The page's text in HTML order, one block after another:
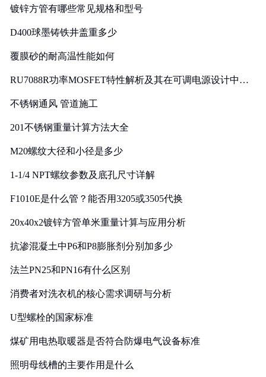
镀锌方管有哪些常见规格和型号
D400球墨铸铁井盖重多少
覆膜砂的耐高温性能如何
RU7088R功率MOSFET特性解析及其在可调电源设计中的
不锈钢通风 管道施工
201不锈钢重量计算方法大全
M20螺纹大径和小径是多少
1-1/4 NPT螺纹参数及底孔尺寸详解
F1010E是什么管？能否用3205或3505代换
20x40x2镀锌方管单米重量计算与应用分析
抗渗混凝土中P6和P8膨胀剂分别加多少
法兰PN25和PN16有什么区别
消费者对洗衣机的核心需求调研与分析
U型螺栓的国家标准
煤矿用电热取暖器是否符合防爆电气设备标准
照明母线槽的主要作用是什么